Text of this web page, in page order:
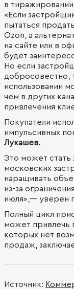
в
«Если
пытаться
Ozon, а
на сайте или в
будет
Но если
добросовестно,
использовании
чем в других
привлечения
Покупатели
импульсивных
Лукашев.
Это может стать
московских
наращивать
из-за
июля»,— уверен
Полный цикл
может привлечь
которых нет
продаж,
Источник: